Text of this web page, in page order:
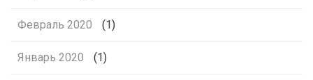
Февраль 2020 (1)
Январь 2020 (1)